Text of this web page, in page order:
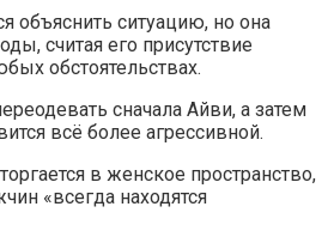
объяснить ситуацию, но она
считая его присутствие
обстоятельствах.
сначала Айви, а затем
всё более агрессивной.
в женское пространство,
«всегда находятся